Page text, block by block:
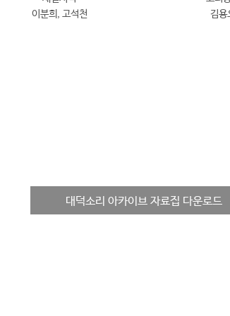
이분희, 고석천
김용
대덕소리 아카이브 자료집 다운로드